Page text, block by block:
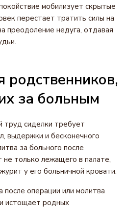
мобилизует скрытые
перестает тратить силы на
преодоление недуга, отдавая
родственников,
за больным
труд сиделки требует
выдержки и бесконечного
за больного после
только лежащего в палате,
у его больничной кровати.
после операции или молитва
истощает родных